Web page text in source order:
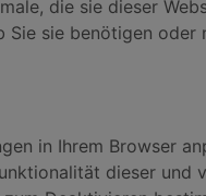
die sie dieser
sie benötigen
in Ihrem Browser
dieser und